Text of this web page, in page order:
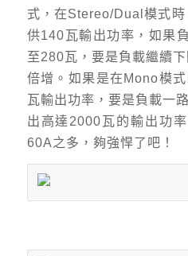
式，在Stereo/Dual模式
供140瓦輸出功率，如果
至280瓦，要是負載繼續
倍增。如果是在Mono模
瓦輸出功率，要是負載一
出高達2000瓦的輸出功
60A之多，夠強悍了吧！